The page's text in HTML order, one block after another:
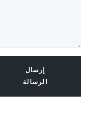
إرسال
الرسالة